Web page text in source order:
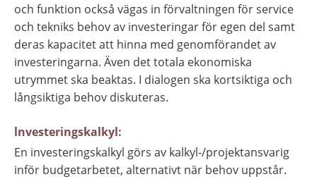
och funktion också vägas in förvaltningen för service
och tekniks behov av investeringar för egen del samt
deras kapacitet att hinna med genomförandet av
investeringarna. Även det totala ekonomiska
utrymmet ska beaktas. I dialogen ska kortsiktiga och
långsiktiga behov diskuteras.
lnvesteringskalkyl:
En investeringskalkyl görs av kalkyl-/projektansvarig
inför budgetarbetet, alternativt när behov uppstår.